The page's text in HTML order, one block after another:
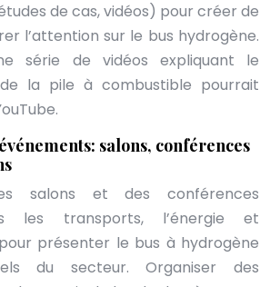
de cas, vidéos) pour créer de
l’attention sur le bus hydrogène.
série de vidéos expliquant le
la pile à combustible pourrait
salons, conférences
salons et des conférences
les transports, l’énergie et
présenter le bus à hydrogène
du secteur. Organiser des